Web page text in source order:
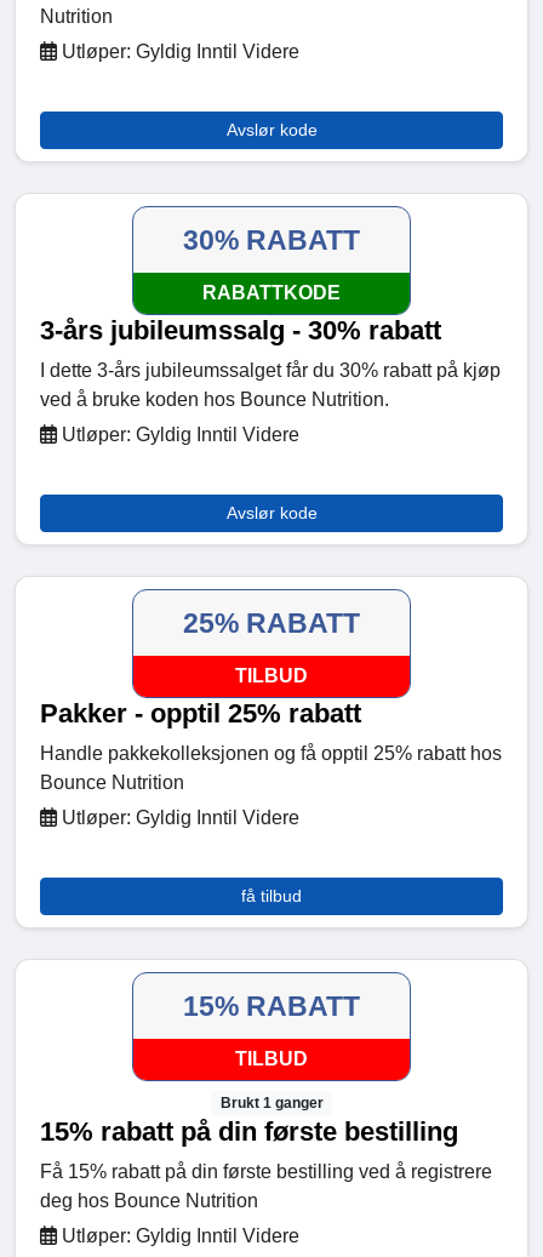
Nutrition
Utløper: Gyldig Inntil Videre
Avslør kode
30% RABATT
RABATTKODE
3-års jubileumssalg - 30% rabatt
I dette 3-års jubileumssalget får du 30% rabatt på kjøp
ved å bruke koden hos Bounce Nutrition.
Utløper: Gyldig Inntil Videre
Avslør kode
25% RABATT
TILBUD
Pakker - opptil 25% rabatt
Handle pakkekolleksjonen og få opptil 25% rabatt hos
Bounce Nutrition
Utløper: Gyldig Inntil Videre
få tilbud
15% RABATT
TILBUD
Brukt 1 ganger
15% rabatt på din første bestilling
Få 15% rabatt på din første bestilling ved å registrere
deg hos Bounce Nutrition
Utløper: Gyldig Inntil Videre